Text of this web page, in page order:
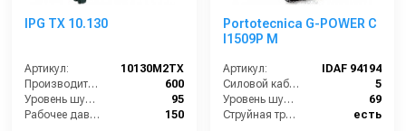
IPG TX 10.130
Артикул:
10130M2TX
Производительность (л/ч):
600
Уровень шума (дБ):
95
Рабочее давление (бар):
150
Portotecnica G-POWER C
I1509P M
Артикул:
IDAF 94194
Силовой кабель (м):
5
Уровень шума (дБ):
69
Струйная трубка (копьё):
есть